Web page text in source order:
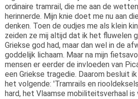
ordinaire tramrail, die me aan de
herinnerde. Mijn knie doet me nu aan
denken. Toen de oudjes me als klein
zeiden ze mij altijd dat ik het fluwelen
Griekse god had, maar dan wel in de
goddelijk lichaam. Maar na mijn
mensen er eerder de invloeden van
een Griekse tragedie. Daarom besluit
het volgende: 'Tramrails en
hard, het Vlaamse mobiliteitsverhaal is